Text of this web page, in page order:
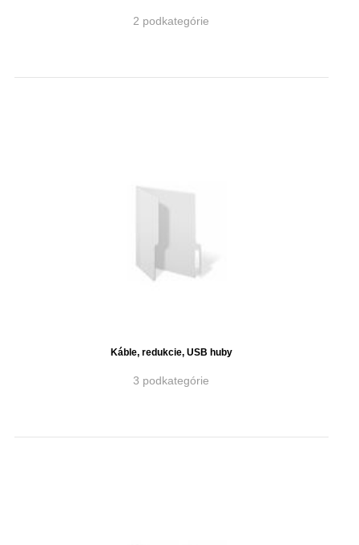
2 podkategórie
Káble, redukcie, USB huby
3 podkategórie